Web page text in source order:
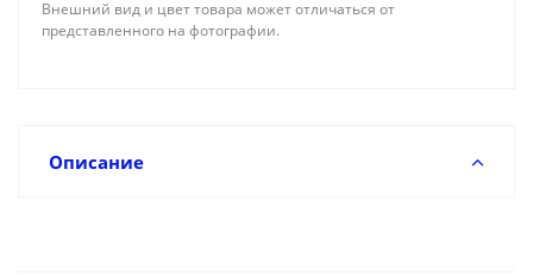
Внешний вид и цвет товара может отличаться от
представленного на фотографии.
Описание